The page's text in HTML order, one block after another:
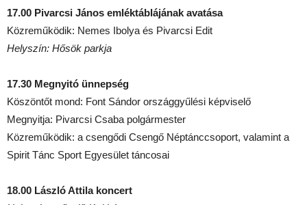
17.00 Pivarcsi János emléktáblájának avatása
Közreműködik: Nemes Ibolya és Pivarcsi Edit
Helyszín: Hősök parkja
17.30 Megnyitó ünnepség
Köszöntőt mond: Font Sándor országgyűlési képviselő
Megnyitja: Pivarcsi Csaba polgármester
Közreműködik: a csengődi Csengő Néptánccsoport, valamint a
Spirit Tánc Sport Egyesület táncosai
18.00 László Attila koncert